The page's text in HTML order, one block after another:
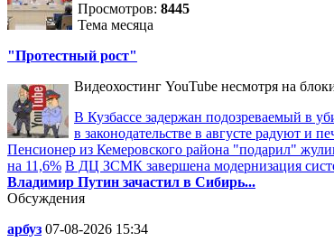
Просмотров: 8445
Тема месяца
"Протестный рост"
Видеохостинг YouTube несмотря на
В Кузбассе задержан подозреваемый в
в законодательстве в августе радуют и
Пенсионер из Кемеровского района "подарил"
на 11,6% В ДЦ ЗСМК завершена модернизация
Владимир Путин зачастил в Сибирь...
Обсуждения
арбуз 07-08-2026 15:34